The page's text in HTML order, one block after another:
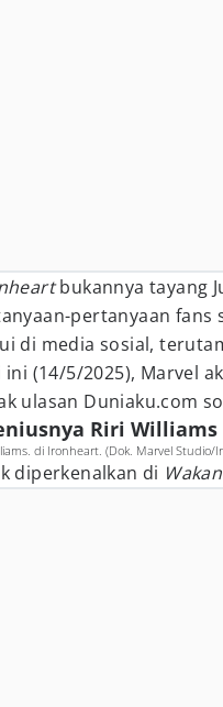
bukannya tayang
pertanyaan fans
di media sosial,
ini (14/5/2025), Marvel
ulasan Duniaku.com
Riri Williams
di Ironheart. (Dok. Marvel Studio/
diperkenalkan di